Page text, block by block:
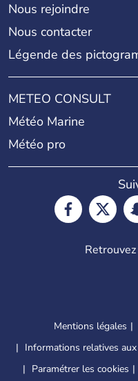
Nous rejoindre
Nous contacter
Légende des
METEO CONSULT
Météo Marine
Météo pro
Mentions légales
Informations relatives aux
Paramétrer les cookies